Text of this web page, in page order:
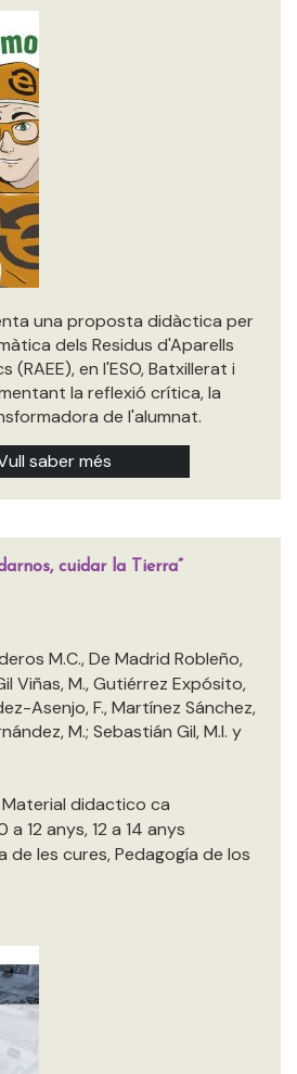
una proposta didàctica per
dels Residus d'Aparells
(RAEE), en l'ESO, Batxillerat i
la reflexió crítica, la
de l'alumnat.
saber més
cuidar la Tierra”
M.C., De Madrid Robleño,
Viñas, M., Gutiérrez Expósito,
Asenjo, F., Martínez Sánchez,
M.; Sebastián Gil, M.I. y
Material didactico ca
a 12 anys, 12 a 14 anys
de les cures, Pedagogía de los